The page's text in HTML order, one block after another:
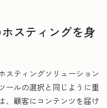
スティングを身
スティングソリューション
ールの選択と同じように重
、顧客にコンテンツを届け